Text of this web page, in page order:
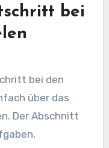
bei
bei den
über das
Der Abschnitt